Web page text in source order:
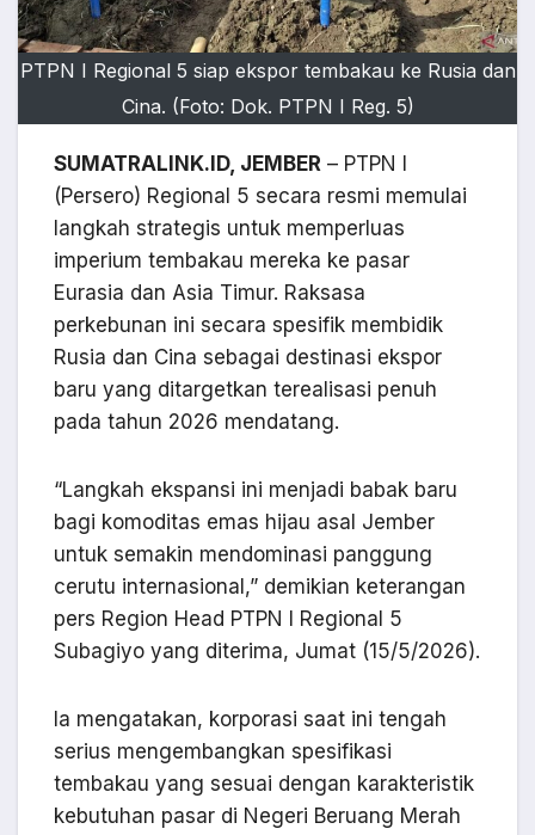
PTPN I Regional 5 siap ekspor tembakau ke Rusia dan
Cina. (Foto: Dok. PTPN I Reg. 5)
SUMATRALINK.ID, JEMBER – PTPN I
(Persero) Regional 5 secara resmi memulai
langkah strategis untuk memperluas
imperium tembakau mereka ke pasar
Eurasia dan Asia Timur. Raksasa
perkebunan ini secara spesifik membidik
Rusia dan Cina sebagai destinasi ekspor
baru yang ditargetkan terealisasi penuh
pada tahun 2026 mendatang.
“Langkah ekspansi ini menjadi babak baru
bagi komoditas emas hijau asal Jember
untuk semakin mendominasi panggung
cerutu internasional,” demikian keterangan
pers Region Head PTPN I Regional 5
Subagiyo yang diterima, Jumat (15/5/2026).
Ia mengatakan, korporasi saat ini tengah
serius mengembangkan spesifikasi
tembakau yang sesuai dengan karakteristik
kebutuhan pasar di Negeri Beruang Merah